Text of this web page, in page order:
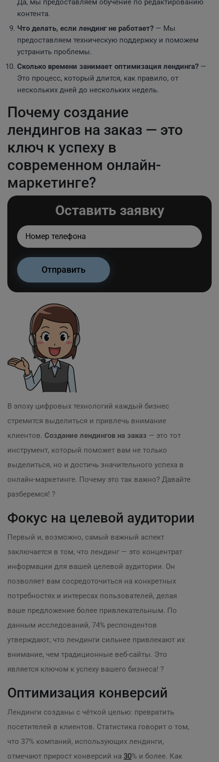
Да, мы предоставляем обучение по редактированию
контента.
Что делать, если лендинг не работает? — Мы
предоставляем техническую поддержку и поможем
устранить проблемы.
Сколько времени занимает оптимизация лендинга? —
Это процесс, который длится, как правило, от
нескольких дней до нескольких недель.
Почему создание
лендингов на заказ — это
ключ к успеху в
современном онлайн-
маркетинге?
Оставить заявку
В эпоху цифровых технологий каждый бизнес
стремится выделиться и привлечь внимание
клиентов. Создание лендингов на заказ — это тот
инструмент, который поможет вам не только
выделиться, но и достичь значительного успеха в
онлайн-маркетинге. Почему это так важно? Давайте
разберемся! ?
Фокус на целевой аудитории
Первый и, возможно, самый важный аспект
заключается в том, что лендинг — это концентрат
информации для вашей целевой аудитории. Он
позволяет вам сосредоточиться на конкретных
потребностях и интересах пользователей, делая
ваше предложение более привлекательным. По
данным исследований, 74% респондентов
утверждают, что лендинги сильнее привлекают их
внимание, чем традиционные веб-сайты. Это
является ключом к успеху вашего бизнеса! ?
Оптимизация конверсий
Лендинги созданы с чёткой целью: превратить
посетителей в клиентов. Статистика говорит о том,
что 37% компаний, использующих лендинги,
отмечают прирост конверсий на 30% и более. Как